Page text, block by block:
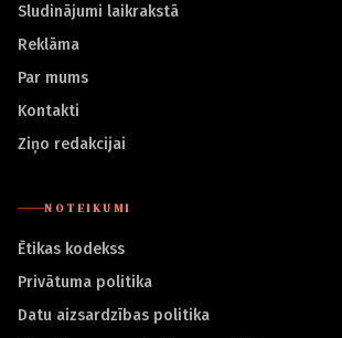
Sludinājumi laikrakstā
Reklāma
Par mums
Kontakti
Ziņo redakcijai
NOTEIKUMI
Ētikas kodekss
Privātuma politika
Datu aizsardzības politika